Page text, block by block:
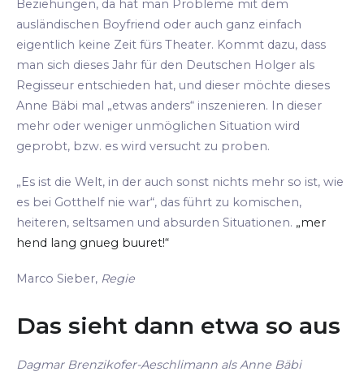
Beziehungen, da hat man Probleme mit dem
ausländischen Boyfriend oder auch ganz einfach
eigentlich keine Zeit fürs Theater. Kommt dazu, dass
man sich dieses Jahr für den Deutschen Holger als
Regisseur entschieden hat, und dieser möchte dieses
Anne Bäbi mal „etwas anders“ inszenieren. In dieser
mehr oder weniger unmöglichen Situation wird
geprobt, bzw. es wird versucht zu proben.
„Es ist die Welt, in der auch sonst nichts mehr so ist, wie
es bei Gotthelf nie war“, das führt zu komischen,
heiteren, seltsamen und absurden Situationen. „mer
hend lang gnueg buuret!“
Marco Sieber, Regie
Das sieht dann etwa so aus
Dagmar Brenzikofer-Aeschlimann als Anne Bäbi